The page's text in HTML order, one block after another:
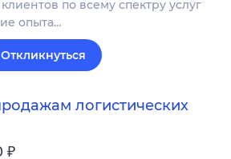
по всему спектру услуг
опыта…
Откликнуться
логистических
₽